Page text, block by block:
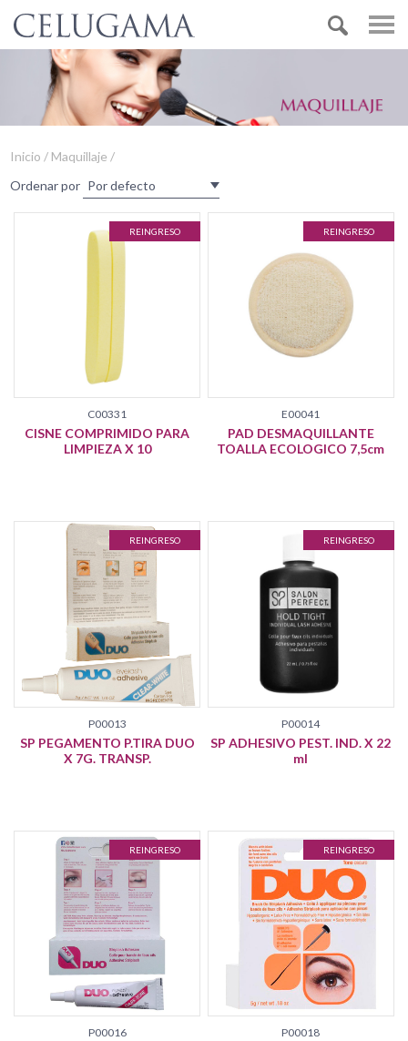
Inicio / Maquillaje /
Ordenar por
REINGRESO
C00331
CISNE COMPRIMIDO PARA
LIMPIEZA X 10
REINGRESO
E00041
PAD DESMAQUILLANTE
TOALLA ECOLOGICO 7,5cm
REINGRESO
P00013
SP PEGAMENTO P.TIRA DUO
X 7G. TRANSP.
REINGRESO
P00014
SP ADHESIVO PEST. IND. X 22
ml
REINGRESO
P00016
REINGRESO
P00018